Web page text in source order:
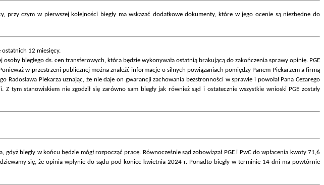
przy czym w pierwszej kolejności biegły ma wskazać dodatkowe dokumenty, które w jego ocenie są niezbędne do
12 miesięcy.
biegłego ds. cen transferowych, która będzie wykonywała ostatnią brakującą do zakończenia sprawy opinię. PGE
w przestrzeni publicznej można znaleźć informacje o silnych powiązaniach pomiędzy Panem Piekarzem a firmą
Piekarza uznając, że nie daje on gwarancji zachowania bezstronności w sprawie i powołał Pana Cezarego
tym stanowiskiem nie zgodził się zarówno sam biegły jak również sąd i ostatecznie wszystkie wnioski PGE zostały
biegły w końcu będzie mógł rozpocząć pracę. Równocześnie sąd zobowiązał PGE i PwC do wpłacenia kwoty 71,6
się, że opinia wpłynie do sądu pod koniec kwietnia 2024 r. Ponadto biegły w terminie 14 dni ma powtórnie